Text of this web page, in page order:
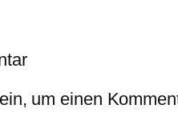
um einen